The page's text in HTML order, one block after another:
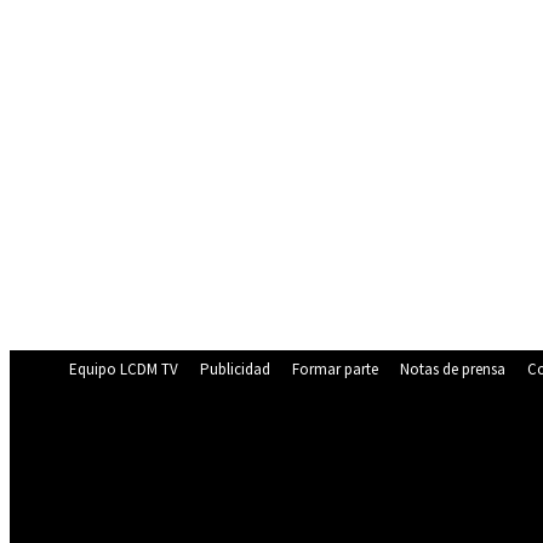
Equipo LCDM TV Publicidad Formar parte Notas de prensa